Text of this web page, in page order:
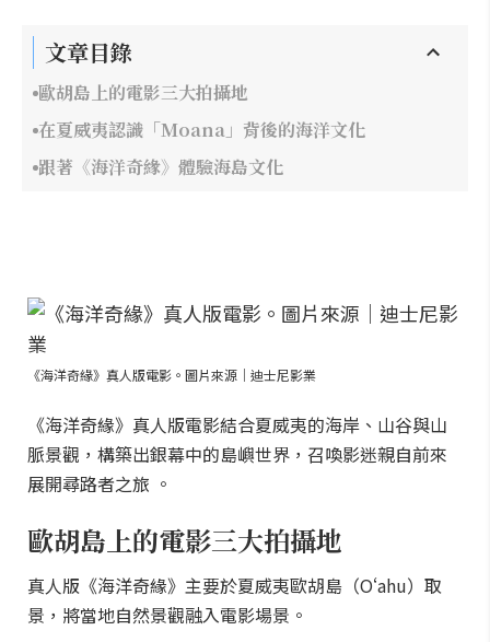
文章目錄
歐胡島上的電影三大拍攝地
在夏威夷認識「Moana」背後的海洋文化
跟著《海洋奇緣》體驗海島文化
《海洋奇緣》真人版電影。圖片來源｜迪士尼影業
《海洋奇緣》真人版電影結合夏威夷的海岸、山谷與山
脈景觀，構築出銀幕中的島嶼世界，召喚影迷親自前來
展開尋路者之旅 。
歐胡島上的電影三大拍攝地
真人版《海洋奇緣》主要於夏威夷歐胡島（Oʻahu）取
景，將當地自然景觀融入電影場景。